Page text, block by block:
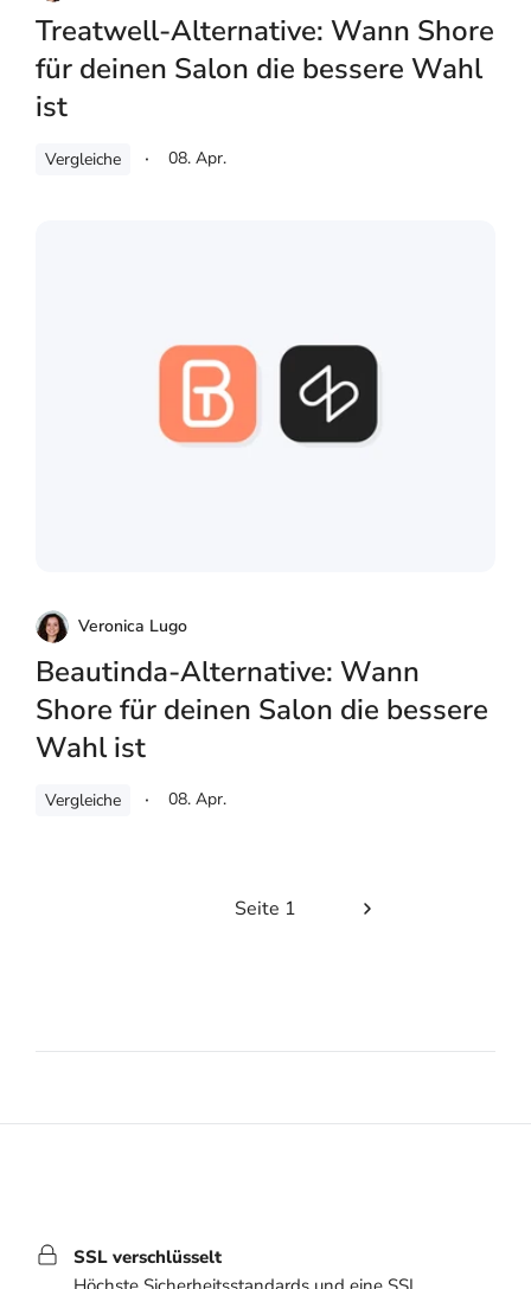
Treatwell-Alternative: Wann Shore
für deinen Salon die bessere Wahl
ist
Vergleiche 08. Apr.
Veronica Lugo
Beautinda-Alternative: Wann
Shore für deinen Salon die bessere
Wahl ist
Vergleiche 08. Apr.
Seite 1
SSL verschlüsselt